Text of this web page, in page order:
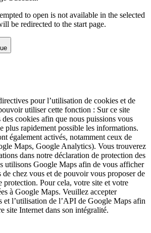
to open is not available in the selected
be redirected to the start page.
pour l’utilisation de cookies et de
utiliser cette fonction : Sur ce site
cookies afin que nous puissions vous
plus rapidement possible les informations.
également activés, notamment ceux de
Maps, Google Analytics). Vous trouverez
dans notre déclaration de protection des
utilisons Google Maps afin de vous afficher
de chez vous et de pouvoir vous proposer de
protection. Pour cela, votre site et votre
à Google Maps. Veuillez accepter
et l’utilisation de l’API de Google Maps afin
site Internet dans son intégralité.